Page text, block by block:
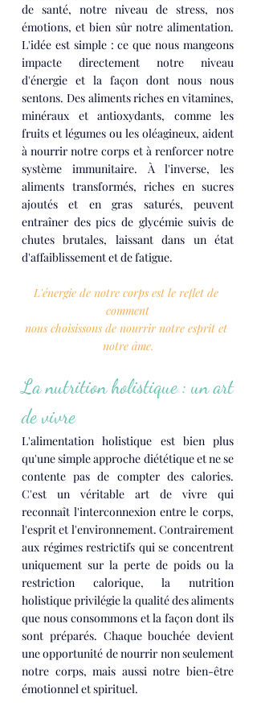
de santé, notre niveau de stress, nos
émotions, et bien sûr notre alimentation.
L'idée est simple : ce que nous mangeons
impacte directement notre niveau
d'énergie et la façon dont nous nous
sentons. Des aliments riches en vitamines,
minéraux et antioxydants, comme les
fruits et légumes ou les oléagineux, aident
à nourrir notre corps et à renforcer notre
système immunitaire. À l'inverse, les
aliments transformés, riches en sucres
ajoutés et en gras saturés, peuvent
entraîner des pics de glycémie suivis de
chutes brutales, laissant dans un état
d'affaiblissement et de fatigue.
L'énergie de notre corps est le reflet de
comment
nous choisissons de nourrir notre esprit et
notre âme.
La nutrition holistique : un art
de vivre
L'alimentation holistique est bien plus
qu'une simple approche diététique et ne se
contente pas de compter des calories.
C'est un véritable art de vivre qui
reconnaît l'interconnexion entre le corps,
l'esprit et l'environnement. Contrairement
aux régimes restrictifs qui se concentrent
uniquement sur la perte de poids ou la
restriction calorique, la nutrition
holistique privilégie la qualité des aliments
que nous consommons et la façon dont ils
sont préparés. Chaque bouchée devient
une opportunité de nourrir non seulement
notre corps, mais aussi notre bien-être
émotionnel et spirituel.